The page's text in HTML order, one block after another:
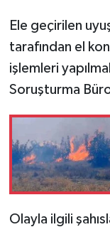
Ele geçirilen
tarafından el
işlemleri
Soruşturma
Olayla ilgili
POLİTİKA
Sağlık
SPOR
TEKNOLOJİ